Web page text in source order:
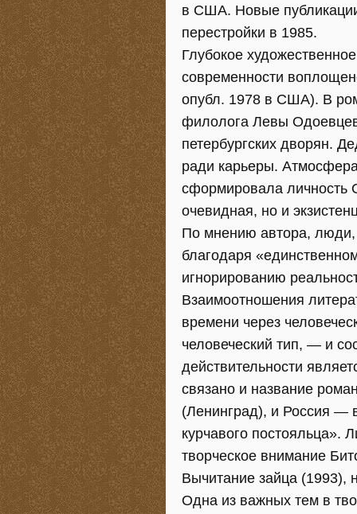
в США. Новые
перестройки в 1985.
Глубокое
современности
опубл. 1978 в США). В
филолога Левы
петербургских дворян.
ради карьеры.
сформировала личность
очевидная, но и
По мнению автора,
благодаря
игнорированию
Взаимоотношения
времени через
человеческий тип, — и
действительности
связано и название
(Ленинград), и Россия —
курчавого постояльца».
творческое внимание
Вычитание зайца (1993),
Одна из важных тем в